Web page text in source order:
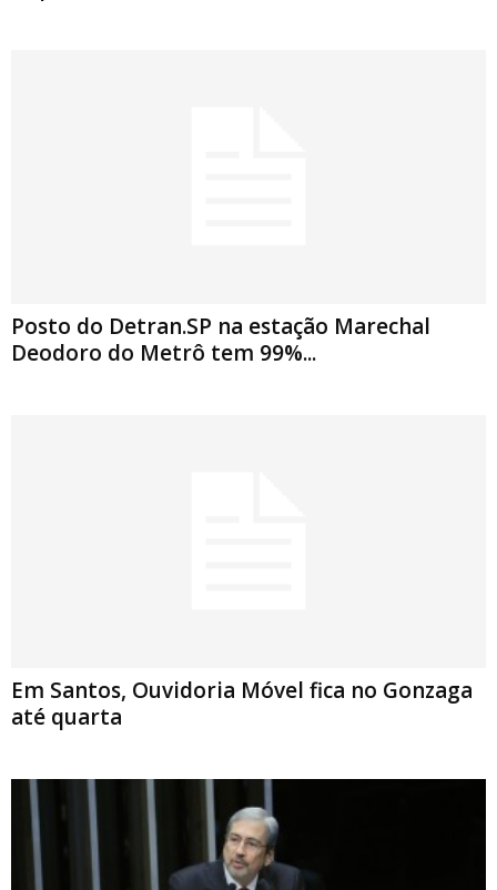
Posto do Detran.SP na estação Marechal
Deodoro do Metrô tem 99%...
Em Santos, Ouvidoria Móvel fica no Gonzaga
até quarta